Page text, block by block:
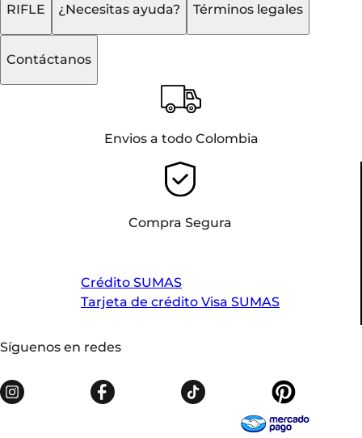
RIFLE ¿Necesitas ayuda? Términos legales
Contáctanos
Envios a todo Colombia
Compra Segura
Crédito SUMAS
Tarjeta de crédito Visa SUMAS
Síguenos en redes